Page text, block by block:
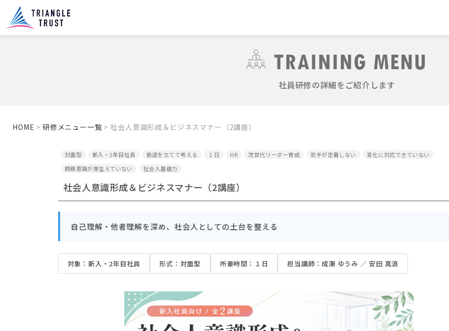
TRAINING MENU
社員研修の詳細をご紹介します
HOME > 研修メニュー一覧 >社会人意識形成＆ビジネスマナー（2講座）
対面型 新入・2年目社員 筋道を立てて考える １日 HR 次世代リーダー育成 若手が定着しない
変化に対応できていない
問題意識が芽生えていない
社会人基礎力
社会人意識形成＆ビジネスマナー（2講座）
自己理解・他者理解を深め、社会人としての土台を整える
対象：新入・2年目社員 形式：対面型 所要時間：１日 担当講師：成瀬 ゆうみ ／ 安田 真浪